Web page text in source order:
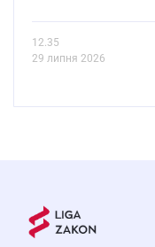
12.35
29 липня 2026